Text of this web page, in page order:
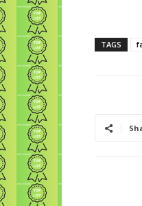
TAGS